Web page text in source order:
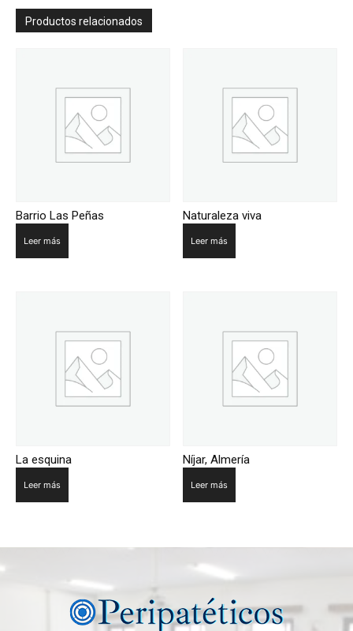
Productos relacionados
Barrio Las Peñas
Leer más
Naturaleza viva
Leer más
La esquina
Leer más
Níjar, Almería
Leer más